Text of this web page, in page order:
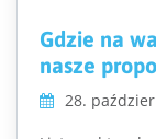
Gdzie na
nasze
28.